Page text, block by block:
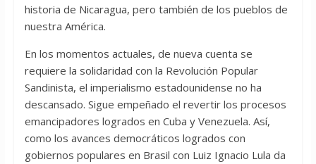
historia de Nicaragua, pero también de los pueblos de
nuestra América.
En los momentos actuales, de nueva cuenta se
requiere la solidaridad con la Revolución Popular
Sandinista, el imperialismo estadounidense no ha
descansado. Sigue empeñado el revertir los procesos
emancipadores logrados en Cuba y Venezuela. Así,
como los avances democráticos logrados con
gobiernos populares en Brasil con Luiz Ignacio Lula da